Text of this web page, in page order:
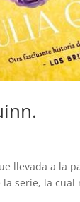
llevada a la
serie, la